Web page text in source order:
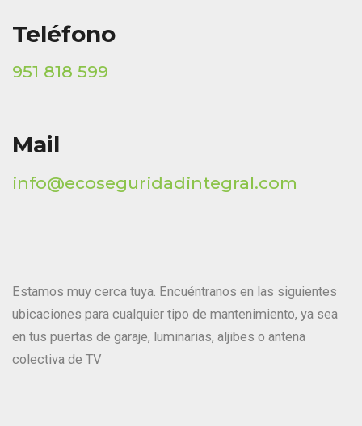
Teléfono
951 818 599
Mail
info@ecoseguridadintegral.com
Estamos muy cerca tuya. Encuéntranos en las siguientes
ubicaciones para cualquier tipo de mantenimiento, ya sea
en tus puertas de garaje, luminarias, aljibes o antena
colectiva de TV